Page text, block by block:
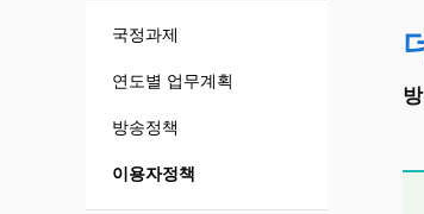
국정과제
연도별 업무계획
방송정책
이용자정책